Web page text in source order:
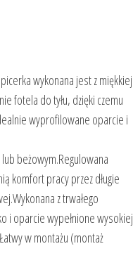
wykonana jest z miękkiej
fotela do tyłu, dzięki czemu
wyprofilowane oparcie i
beżowym.Regulowana
komfort pracy przez długie
z trwałego
i oparcie wypełnione wysokiej
w montażu (montaż